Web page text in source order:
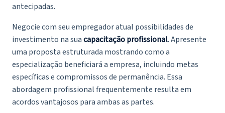
antecipadas.
Negocie com seu empregador atual possibilidades de
investimento na suacapacitação profissional. Apresente
uma proposta estruturada mostrando como a
especialização beneficiará a empresa, incluindo metas
específicas e compromissos de permanência. Essa
abordagem profissional frequentemente resulta em
acordos vantajosos para ambas as partes.